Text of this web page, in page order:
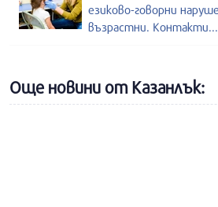
езиково-говорни
възрастни. Контакти...
Още новини от Казанлък: